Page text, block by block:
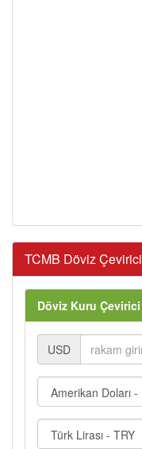
TCMB Döviz Çevirici
Döviz Kuru Çevirici
USD